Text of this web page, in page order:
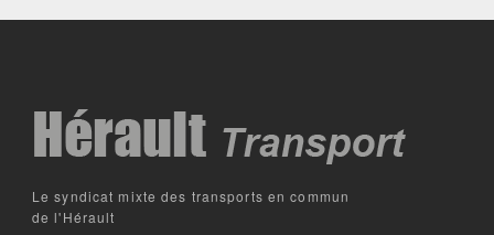
Le syndicat mixte des transports en commun
de l'Hérault